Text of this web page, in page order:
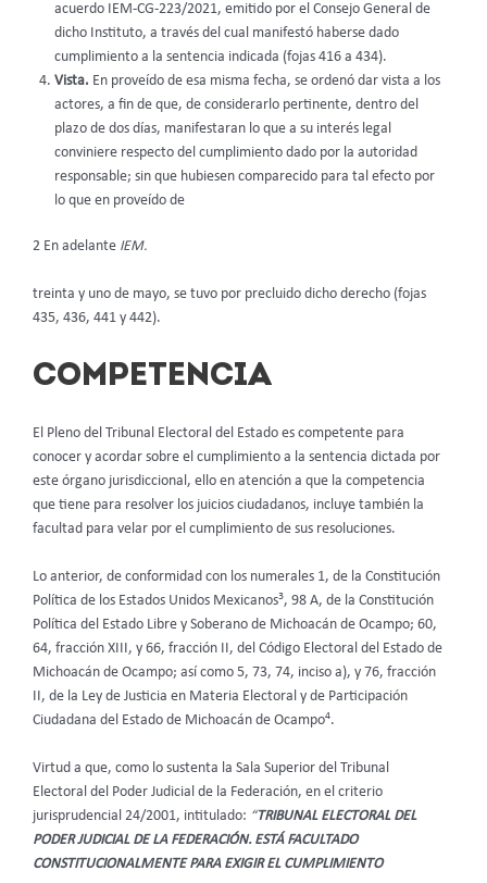
acuerdo IEM-CG-223/2021, emitido por el Consejo General de
dicho Instituto, a través del cual manifestó haberse dado
cumplimiento a la sentencia indicada (fojas 416 a 434).
Vista. En proveído de esa misma fecha, se ordenó dar vista a los
actores, a fin de que, de considerarlo pertinente, dentro del
plazo de dos días, manifestaran lo que a su interés legal
conviniere respecto del cumplimiento dado por la autoridad
responsable; sin que hubiesen comparecido para tal efecto por
lo que en proveído de
2 En adelante IEM.
treinta y uno de mayo, se tuvo por precluido dicho derecho (fojas
435, 436, 441 y 442).
COMPETENCIA
El Pleno del Tribunal Electoral del Estado es competente para
conocer y acordar sobre el cumplimiento a la sentencia dictada por
este órgano jurisdiccional, ello en atención a que la competencia
que tiene para resolver los juicios ciudadanos, incluye también la
facultad para velar por el cumplimiento de sus resoluciones.
Lo anterior, de conformidad con los numerales 1, de la Constitución
Política de los Estados Unidos Mexicanos3, 98 A, de la Constitución
Política del Estado Libre y Soberano de Michoacán de Ocampo; 60,
64, fracción XIII, y 66, fracción II, del Código Electoral del Estado de
Michoacán de Ocampo; así como 5, 73, 74, inciso a), y 76, fracción
II, de la Ley de Justicia en Materia Electoral y de Participación
Ciudadana del Estado de Michoacán de Ocampo4.
Virtud a que, como lo sustenta la Sala Superior del Tribunal
Electoral del Poder Judicial de la Federación, en el criterio
jurisprudencial 24/2001, intitulado: “TRIBUNAL ELECTORAL DEL
PODER JUDICIAL DE LA FEDERACIÓN. ESTÁ FACULTADO
CONSTITUCIONALMENTE PARA EXIGIR EL CUMPLIMIENTO